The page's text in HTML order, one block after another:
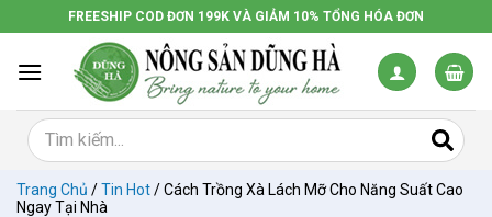
đến
dung
FREESHIP COD ĐƠN 199K VÀ GIẢM 10% TỔNG HÓA ĐƠN
Trang Chủ /Tin Hot/Cách Trồng Xà Lách Mỡ Cho Năng Suất Cao
Ngay Tại Nhà